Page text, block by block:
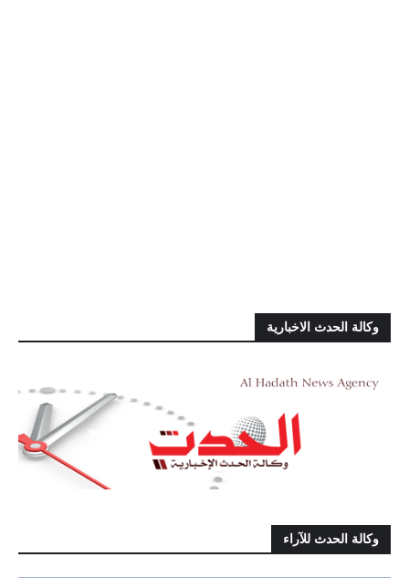
وكالة الحدث الاخبارية
وكالة الحدث للآراء